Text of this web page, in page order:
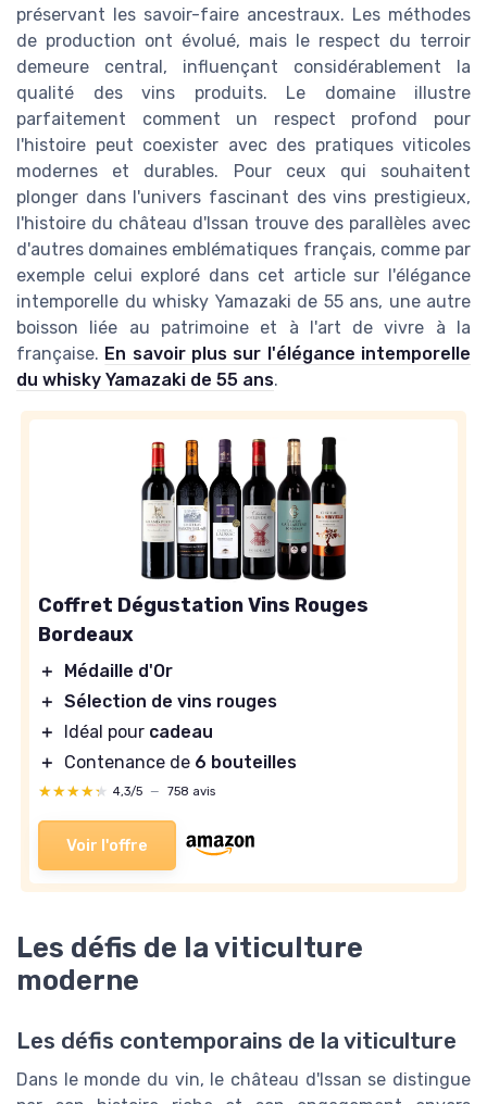
préservant les savoir-faire ancestraux. Les méthodes
de production ont évolué, mais le respect du terroir
demeure central, influençant considérablement la
qualité des vins produits. Le domaine illustre
parfaitement comment un respect profond pour
l'histoire peut coexister avec des pratiques viticoles
modernes et durables. Pour ceux qui souhaitent
plonger dans l'univers fascinant des vins prestigieux,
l'histoire du château d'Issan trouve des parallèles avec
d'autres domaines emblématiques français, comme par
exemple celui exploré dans cet article sur l'élégance
intemporelle du whisky Yamazaki de 55 ans, une autre
boisson liée au patrimoine et à l'art de vivre à la
française. En savoir plus sur l'élégance intemporelle
du whisky Yamazaki de 55 ans.
Coffret Dégustation Vins Rouges
Bordeaux
＋
Médaille d'Or
＋ Sélection de vins rouges
＋
Idéal pour cadeau
＋
Contenance de 6 bouteilles
★★★★★
★★★★★ 4,3/5 — 758 avis
Voir l'offre
Les défis de la viticulture
moderne
Les défis contemporains de la viticulture
Dans le monde du vin, le château d'Issan se distingue